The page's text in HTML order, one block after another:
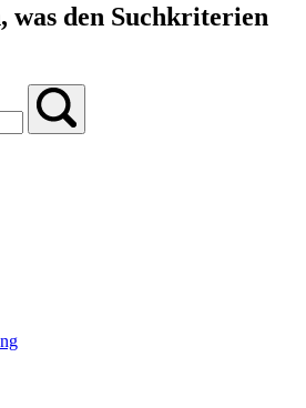
was den Suchkriterien